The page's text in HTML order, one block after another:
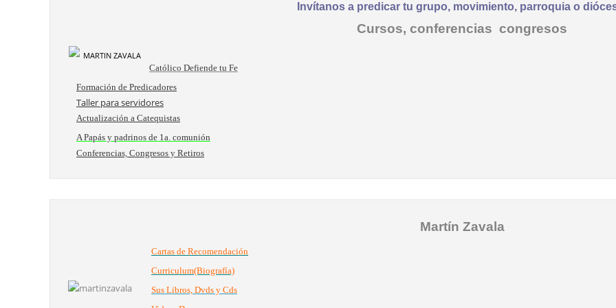
Invítanos a predicar tu grupo, movimiento, parroquia o
Cursos, conferencias congresos
Católico Defiende tu Fe
Formación de Predicadores
Taller para servidores
Actualización a Catequistas
A Papás y padrinos de 1a. comunión
Conferencias, Congresos y Retiros
Martín Zavala
Cartas de Recomendación
Curriculum(Biografía)
Sus Libros, Dvds y Cds